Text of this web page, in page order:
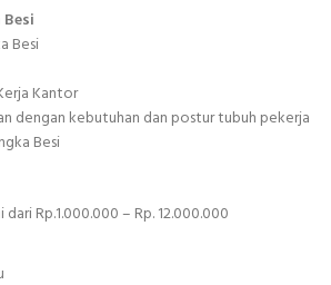
Kantor
dengan kebutuhan dan postur tubuh pekerja
Besi
Rp.1.000.000 – Rp. 12.000.000